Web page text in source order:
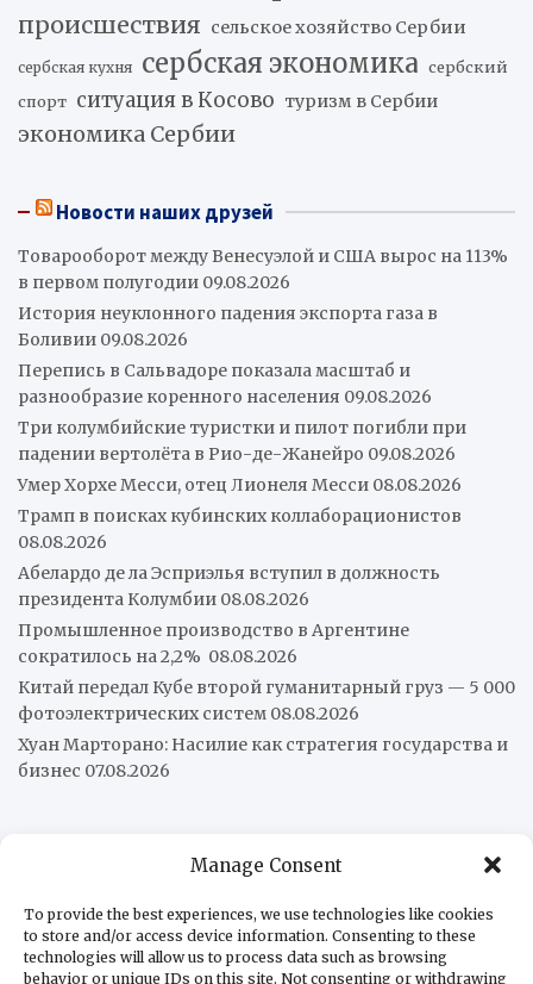
Manage Consent
To provide the best experiences, we use technologies like cookies
to store and/or access device information. Consenting to these
technologies will allow us to process data such as browsing
behavior or unique IDs on this site. Not consenting or withdrawing
происшествия сельское хозяйство Сербии
сербская кухня сербская экономика сербский
спорт ситуация в Косово туризм в Сербии
экономика Сербии
Новости наших друзей
Товарооборот между Венесуэлой и США вырос на 113%
в первом полугодии 09.08.2026
История неуклонного падения экспорта газа в
Боливии 09.08.2026
Перепись в Сальвадоре показала масштаб и
разнообразие коренного населения 09.08.2026
Три колумбийские туристки и пилот погибли при
падении вертолёта в Рио-де-Жанейро 09.08.2026
Умер Хорхе Месси, отец Лионеля Месси 08.08.2026
Трамп в поисках кубинских коллаборационистов
08.08.2026
Абелардо де ла Эсприэлья вступил в должность
президента Колумбии 08.08.2026
Промышленное производство в Аргентине
сократилось на 2,2% 08.08.2026
Китай передал Кубе второй гуманитарный груз — 5 000
фотоэлектрических систем 08.08.2026
Хуан Марторано: Насилие как стратегия государства и
бизнес 07.08.2026
В помощь бизнесу
В помощь туристам
Контакты